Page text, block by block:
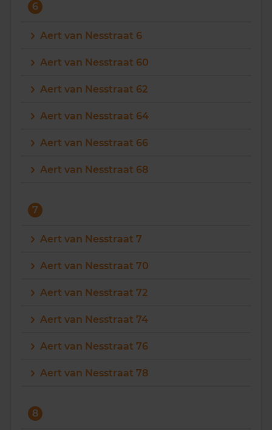
6
Aert van Nesstraat 6
Aert van Nesstraat 60
Aert van Nesstraat 62
Aert van Nesstraat 64
Aert van Nesstraat 66
Aert van Nesstraat 68
7
Aert van Nesstraat 7
Aert van Nesstraat 70
Aert van Nesstraat 72
Aert van Nesstraat 74
Aert van Nesstraat 76
Aert van Nesstraat 78
8